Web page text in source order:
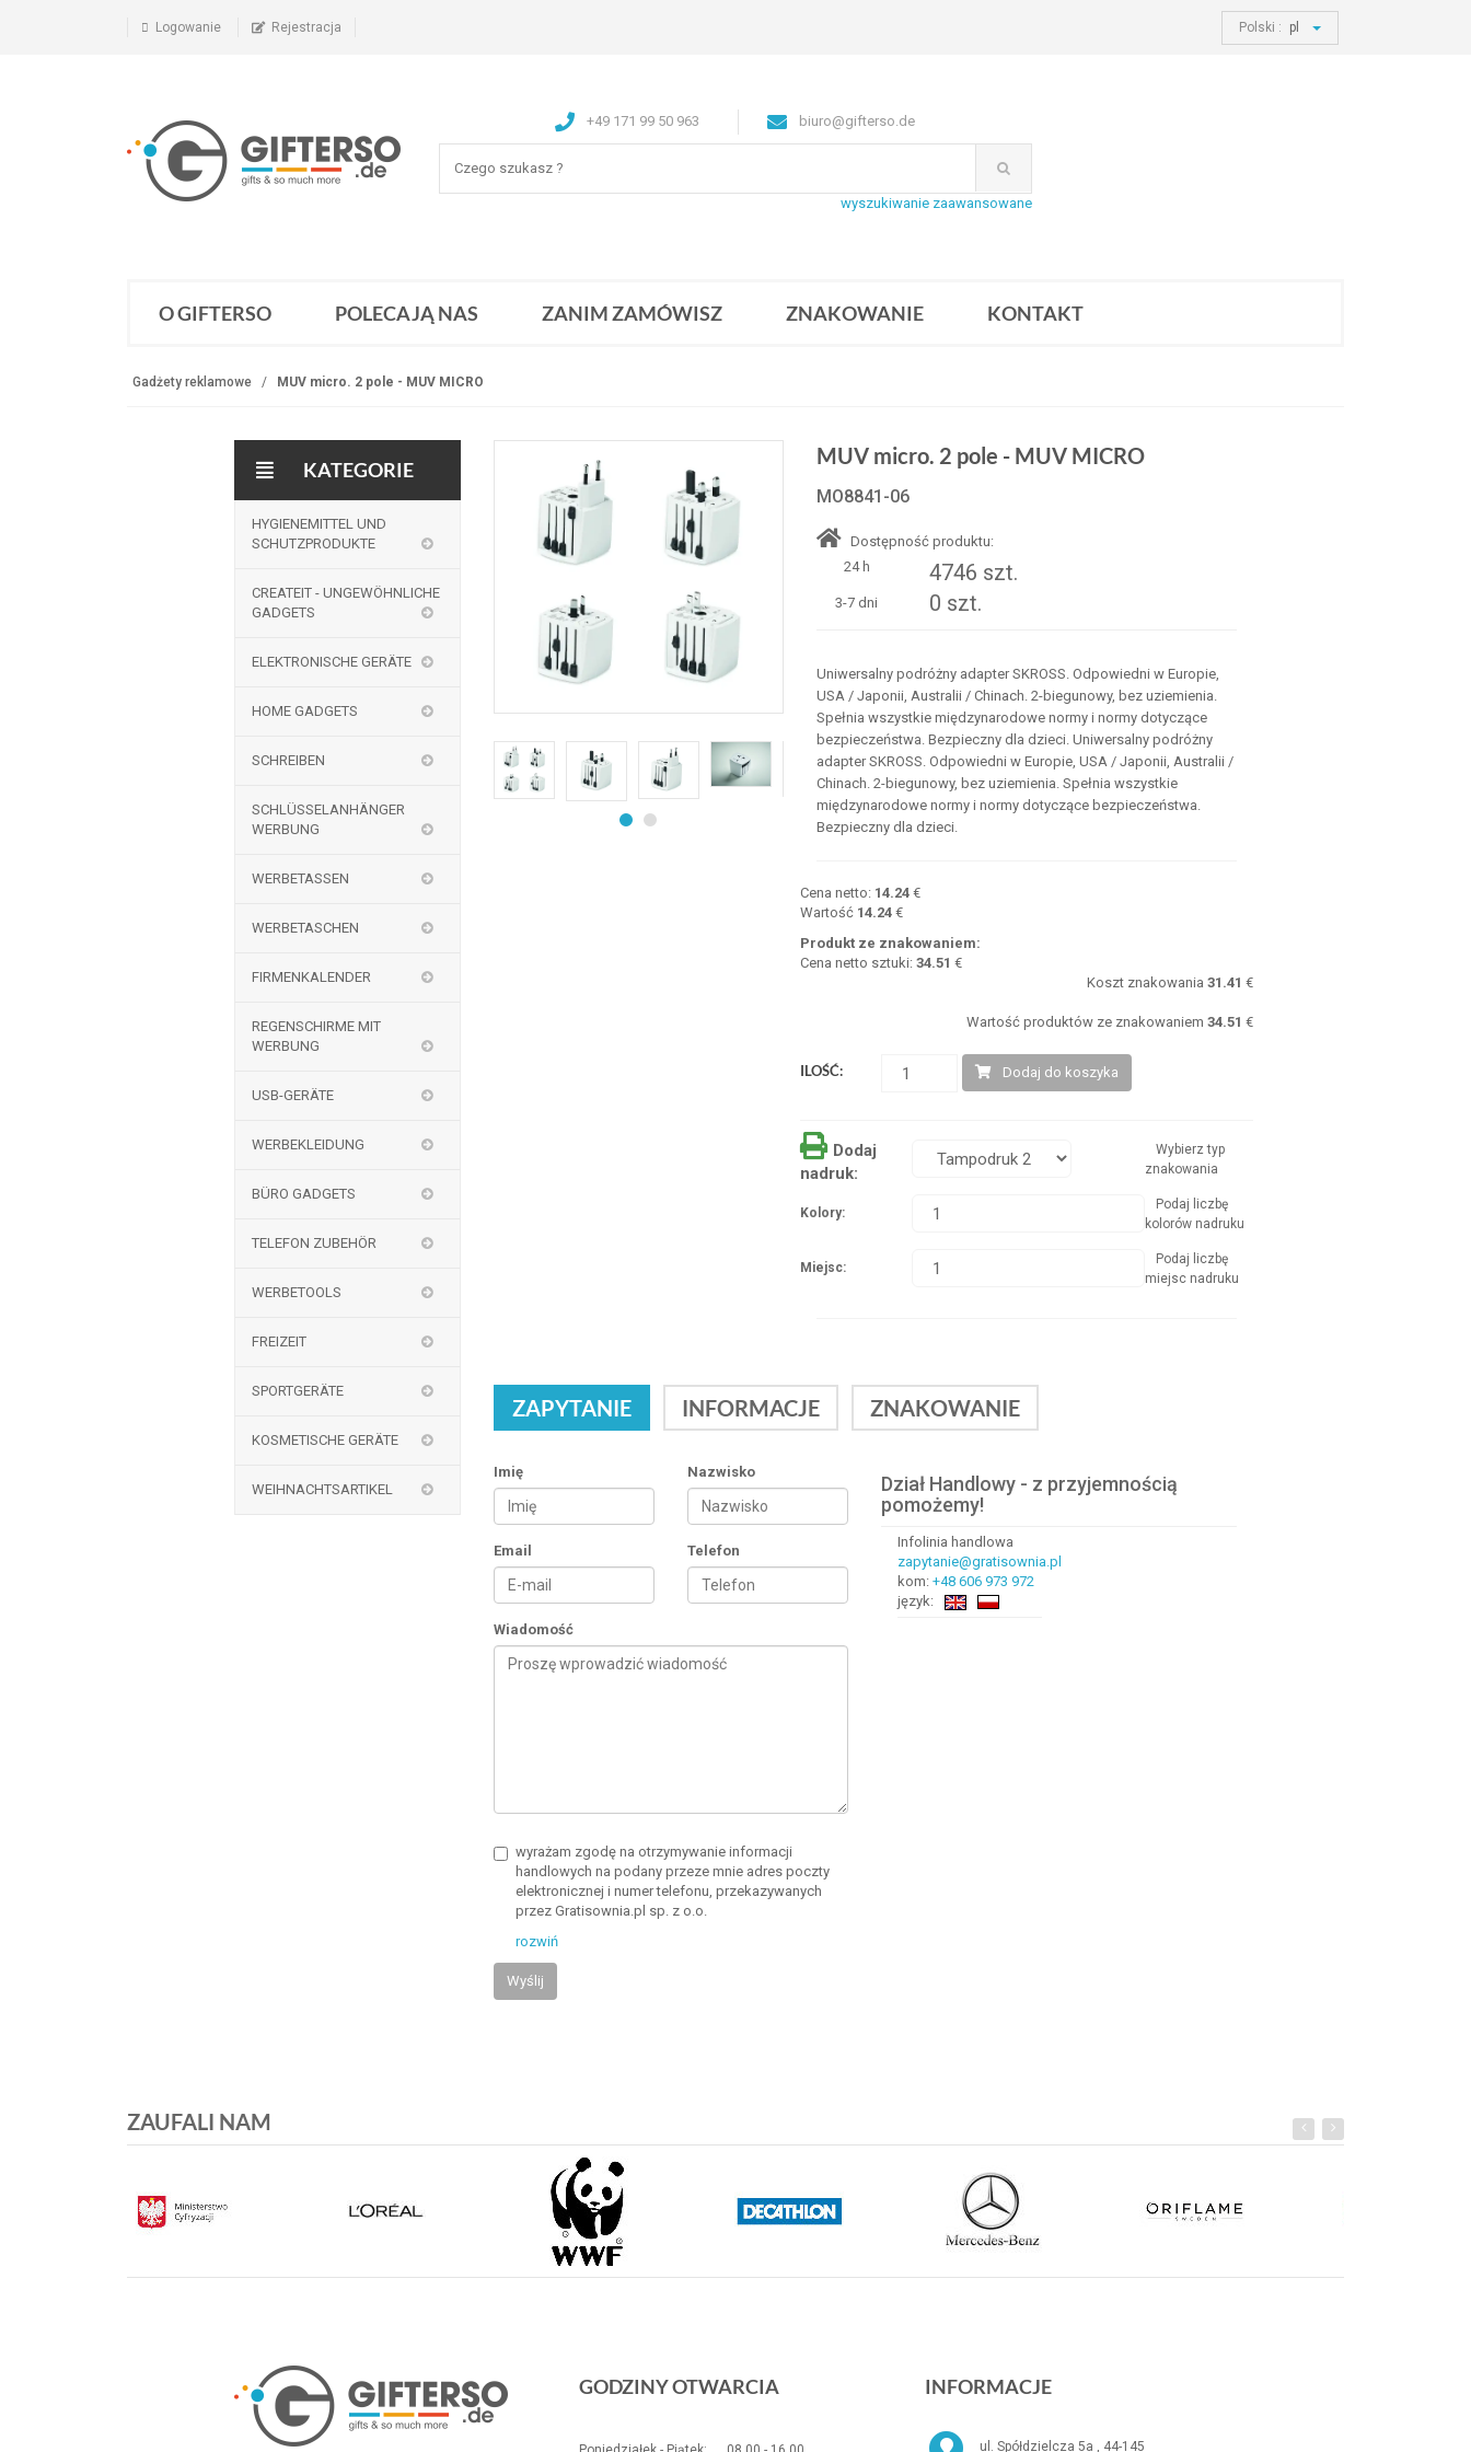
Logowanie Rejestracja Polski : pl
+49 171 99 50 963 biuro@gifterso.de
wyszukiwanie zaawansowane
O GIFTERSO POLECAJĄ NAS ZANIM ZAMÓWISZ ZNAKOWANIE KONTAKT
Gadżety reklamowe MUV micro. 2 pole - MUV MICRO
KATEGORIE
HYGIENEMITTEL UND
SCHUTZPRODUKTE
CREATEIT - UNGEWÖHNLICHE
GADGETS
ELEKTRONISCHE GERÄTE
HOME GADGETS
SCHREIBEN
SCHLÜSSELANHÄNGER
WERBUNG
WERBETASSEN
WERBETASCHEN
FIRMENKALENDER
REGENSCHIRME MIT
WERBUNG
USB-GERÄTE
WERBEKLEIDUNG
BÜRO GADGETS
TELEFON ZUBEHÖR
WERBETOOLS
FREIZEIT
SPORTGERÄTE
KOSMETISCHE GERÄTE
WEIHNACHTSARTIKEL
MUV micro. 2 pole - MUV MICRO
MO8841-06
Dostępność produktu:
24 h
4746 szt.
3-7 dni 0 szt.
Uniwersalny podróżny adapter SKROSS. Odpowiedni w Europie,
USA / Japonii, Australii / Chinach. 2-biegunowy, bez uziemienia.
Spełnia wszystkie międzynarodowe normy i normy dotyczące
bezpieczeństwa. Bezpieczny dla dzieci. Uniwersalny podróżny
adapter SKROSS. Odpowiedni w Europie, USA / Japonii, Australii /
Chinach. 2-biegunowy, bez uziemienia. Spełnia wszystkie
międzynarodowe normy i normy dotyczące bezpieczeństwa.
Bezpieczny dla dzieci.
Cena netto: 14.24 €
Wartość 14.24 €
Produkt ze znakowaniem:
Cena netto sztuki:34.51 €
Koszt znakowania 31.41 €
Wartość produktów ze znakowaniem 34.51 €
ILOŚĆ: Dodaj do koszyka
Dodaj
nadruk:
Wybierz typ
znakowania
Kolory:
Podaj liczbę
kolorów nadruku
Miejsc:
Podaj liczbę
miejsc nadruku
ZAPYTANIE INFORMACJE ZNAKOWANIE
Imię Nazwisko
Email Telefon
Wiadomość
wyrażam zgodę na otrzymywanie informacji
handlowych na podany przeze mnie adres poczty
elektronicznej i numer telefonu, przekazywanych
przez Gratisownia.pl sp. z o.o.
rozwiń
Wyślij
Dział Handlowy - z przyjemnością
pomożemy!
Infolinia handlowa
zapytanie@gratisownia.pl
kom:+48 606 973 972
język:
ZAUFALI NAM
GODZINY OTWARCIA INFORMACJE
ul. Spółdzielcza 5a , 44-145